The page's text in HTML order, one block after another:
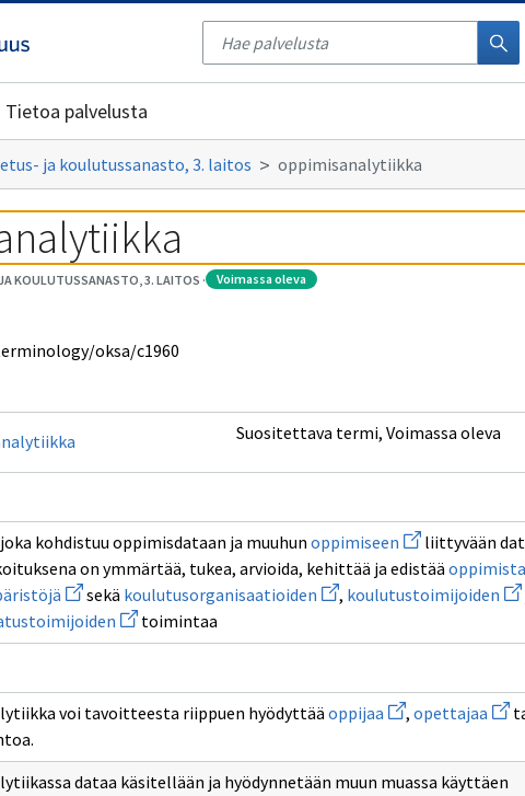
Tietoa palvelusta
ja koulutussanasto, 3. laitos oppimisanalytiikka
KOULUTUSSANASTO, 3. LAITOS· voimassa oleva
oksa/c1960
Suositettava termi, Voimassa oleva
kohdistuu oppimisdataan ja muuhun oppimiseen Avaa
uuden
ikkunan
sivulle
oppimiseen
liittyvään
on ymmärtää, tukea, arvioida, kehittää ja edistää oppimista
Avaa
uuden
ikkunan
sivulle
sekä koulutusorganisaatioiden Avaa
uuden
sivulle
, koulutustoimijoiden
Avaa
uuden
ikkunan
toimintaa
voi tavoitteesta riippuen hyödyttää oppijaa Avaa
uuden
sivulle
oppijaa
, opettajaa Avaa
dataa käsitellään ja hyödynnetään muun muassa käyttäen